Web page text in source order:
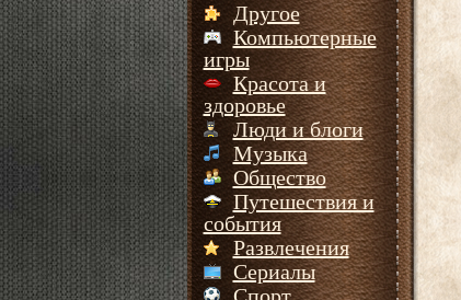
Другое
Компьютерные
игры
Красота и
здоровье
Люди и блоги
Музыка
Общество
Путешествия и
события
Развлечения
Сериалы